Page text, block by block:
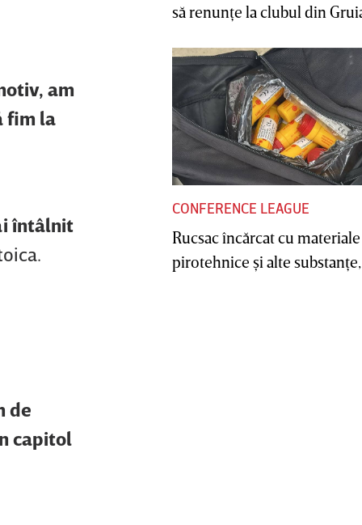
am
fim la
întâlnit
de
capitol
să renunţe la clubul din
CONFERENCE LEAGUE
Rucsac încărcat cu materiale
pirotehnice şi alte substanţe,